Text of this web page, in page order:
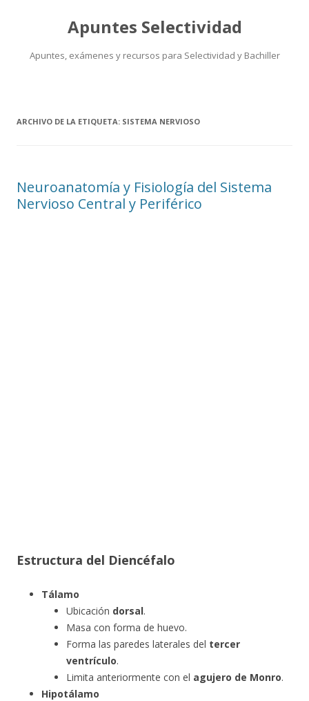
Apuntes Selectividad
Apuntes, exámenes y recursos para Selectividad y Bachiller
ARCHIVO DE LA ETIQUETA: SISTEMA NERVIOSO
Neuroanatomía y Fisiología del Sistema
Nervioso Central y Periférico
Estructura del Diencéfalo
Tálamo
Ubicación dorsal.
Masa con forma de huevo.
Forma las paredes laterales del tercer
ventrículo.
Limita anteriormente con el agujero de Monro.
Hipotálamo